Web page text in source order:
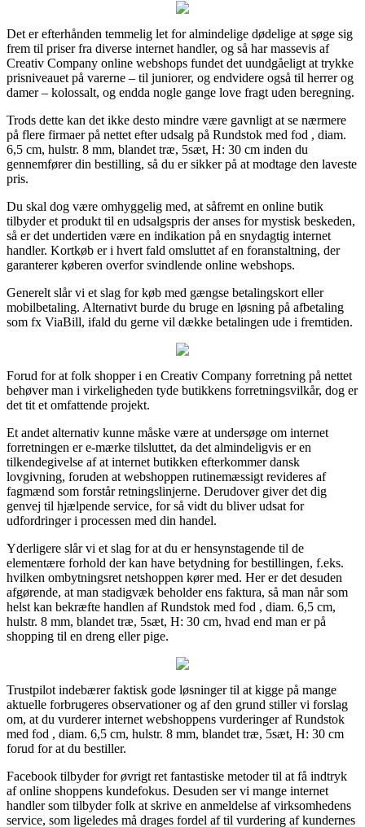
Det er efterhånden temmelig let for almindelige dødelige at søge sig
frem til priser fra diverse internet handler, og så har massevis af
Creativ Company online webshops fundet det uundgåeligt at trykke
prisniveauet på varerne – til juniorer, og endvidere også til herrer og
damer – kolossalt, og endda nogle gange love fragt uden beregning.
Trods dette kan det ikke desto mindre være gavnligt at se nærmere
på flere firmaer på nettet efter udsalg på Rundstok med fod , diam.
6,5 cm, hulstr. 8 mm, blandet træ, 5sæt, H: 30 cm inden du
gennemfører din bestilling, så du er sikker på at modtage den laveste
pris.
Du skal dog være omhyggelig med, at såfremt en online butik
tilbyder et produkt til en udsalgspris der anses for mystisk beskeden,
så er det undertiden være en indikation på en snydagtig internet
handler. Kortkøb er i hvert fald omsluttet af en foranstaltning, der
garanterer køberen overfor svindlende online webshops.
Generelt slår vi et slag for køb med gængse betalingskort eller
mobilbetaling. Alternativt burde du bruge en løsning på afbetaling
som fx ViaBill, ifald du gerne vil dække betalingen ude i fremtiden.
Forud for at folk shopper i en Creativ Company forretning på nettet
behøver man i virkeligheden tyde butikkens forretningsvilkår, dog er
det tit et omfattende projekt.
Et andet alternativ kunne måske være at undersøge om internet
forretningen er e-mærke tilsluttet, da det almindeligvis er en
tilkendegivelse af at internet butikken efterkommer dansk
lovgivning, foruden at webshoppen rutinemæssigt revideres af
fagmænd som forstår retningslinjerne. Derudover giver det dig
genvej til hjælpende service, for så vidt du bliver udsat for
udfordringer i processen med din handel.
Yderligere slår vi et slag for at du er hensynstagende til de
elementære forhold der kan have betydning for bestillingen, f.eks.
hvilken ombytningsret netshoppen kører med. Her er det desuden
afgørende, at man stadigvæk beholder ens faktura, så man når som
helst kan bekræfte handlen af Rundstok med fod , diam. 6,5 cm,
hulstr. 8 mm, blandet træ, 5sæt, H: 30 cm, hvad end man er på
shopping til en dreng eller pige.
Trustpilot indebærer faktisk gode løsninger til at kigge på mange
aktuelle forbrugeres observationer og af den grund stiller vi forslag
om, at du vurderer internet webshoppens vurderinger af Rundstok
med fod , diam. 6,5 cm, hulstr. 8 mm, blandet træ, 5sæt, H: 30 cm
forud for at du bestiller.
Facebook tilbyder for øvrigt ret fantastiske metoder til at få indtryk
af online shoppens kundefokus. Desuden ser vi mange internet
handler som tilbyder folk at skrive en anmeldelse af virksomhedens
service, som ligeledes må drages fordel af til vurdering af kundernes